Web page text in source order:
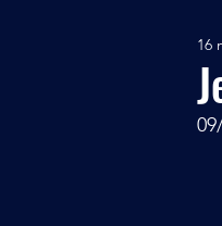
2018-2019
16